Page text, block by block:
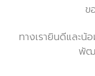
ข
ทางเรายินดีและ
พัฒ